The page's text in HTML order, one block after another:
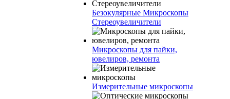
Безокулярные Микроскопы
Стереоувеличители
Микроскопы для пайки,
ювелиров, ремонта
Измерительные микроскопы